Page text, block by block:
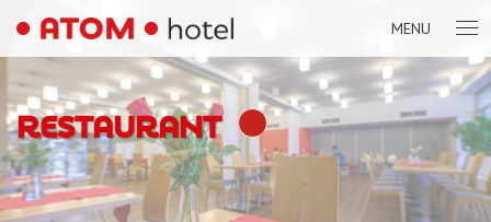
MENU
RESTAURANT